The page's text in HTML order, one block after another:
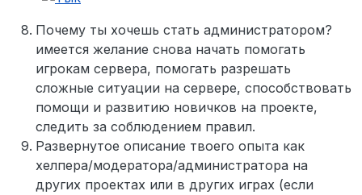
Почему ты хочешь стать администратором?
имеется желание снова начать помогать
игрокам сервера, помогать разрешать
сложные ситуации на сервере, способствовать
помощи и развитию новичков на проекте,
следить за соблюдением правил.
Развернутое описание твоего опыта как
хелпера/модератора/администратора на
других проектах или в других играх (если